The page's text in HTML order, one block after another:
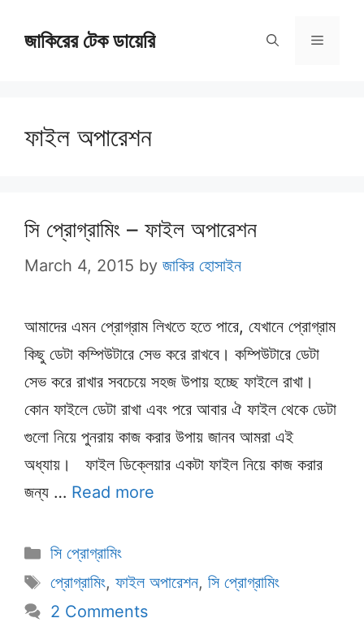
জাকিরের টেক ডায়েরি Menu
ফাইল অপারেশন
সি প্রোগ্রামিং – ফাইল অপারেশন
March 4, 2015 by জাকির হোসাইন
আমাদের এমন প্রোগ্রাম লিখতে হতে পারে, যেখানে প্রোগ্রাম
কিছু ডেটা কম্পিউটারে সেভ করে রাখবে। কম্পিউটারে ডেটা
সেভ করে রাখার সবচেয়ে সহজ উপায় হচ্ছে ফাইলে রাখা।
কোন ফাইলে ডেটা রাখা এবং পরে আবার ঐ ফাইল থেকে ডেটা
গুলো নিয়ে পুনরায় কাজ করার উপায় জানব আমরা এই
অধ্যায়। ফাইল ডিক্লেয়ার একটা ফাইল নিয়ে কাজ করার
জন্য … Read more
Categories
সি প্রোগ্রামিং
Tags
প্রোগ্রামিং, ফাইল অপারেশন, সি প্রোগ্রামিং
2 Comments